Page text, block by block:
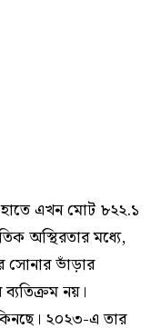
এখন মোট ৮২২.১
অস্থিরতার মধ্যে,
সোনার ভাঁড়ার
নয়।
২০২৩-এ তার